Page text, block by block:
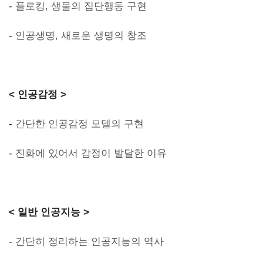
- 플로킹, 생물의 집단행동 구현
- 인공생명, 새로운 생명의 창조
< 인공감정 >
- 간단한 인공감정 모델의 구현
- 진화에 있어서 감정이 발달한 이유
< 일반 인공지능 >
- 간단히 정리하는 인공지능의 역사